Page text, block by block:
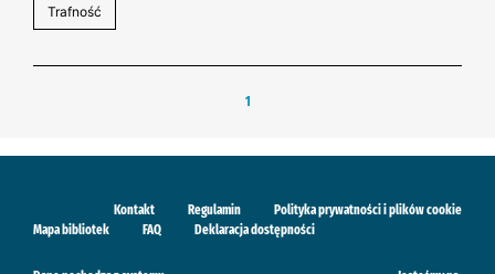
1
Kontakt Regulamin
Polityka prywatności i plików cookie
Mapa bibliotek
FAQ Deklaracja dostępności